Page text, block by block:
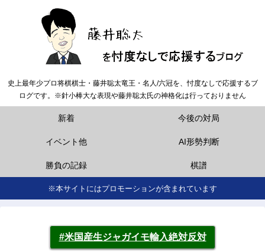
史上最年少プロ将棋棋士・藤井聡太竜王・名人/六冠を、忖度なしで応援するブ
ログです。※針小棒大な表現や藤井聡太氏の神格化は行っておりません
新着 今後の対局
イベント他 AI形勢判断
勝負の記録 棋譜
※本サイトにはプロモーションが含まれています
#米国産生ジャガイモ輸入絶対反対